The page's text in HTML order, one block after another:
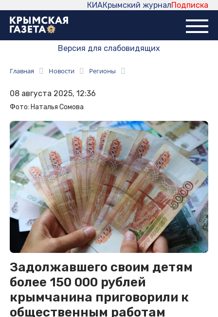
Подписка
Крымский журнал
КИА
Версия для слабовидящих
Главная Новости Регионы
08 августа 2025, 12:36
Фото: Наталья Сомова
Задолжавшего своим детям
более 150 000 рублей
крымчанина приговорили к
общественным работам